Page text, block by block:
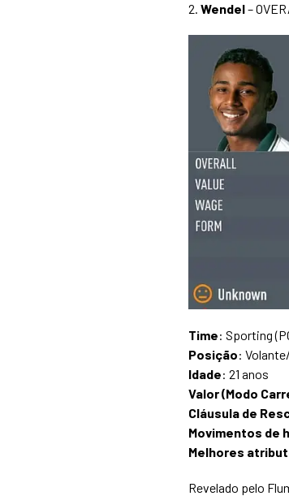
2. Wendel–
Time: Sporting
Posição:
Idade: 21 anos
Valor (Modo
Cláusula de
Movimentos de
Melhores
Revelado pelo